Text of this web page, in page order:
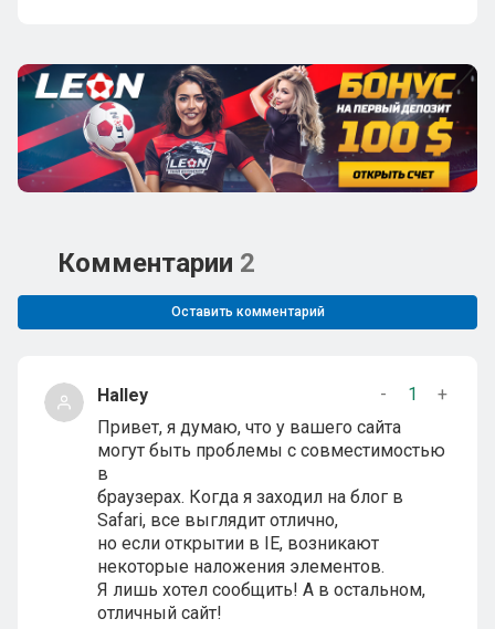
Комментарии 2
Оставить комментарий
Halley - 1
+
Привет, я думаю, что у вашего сайта
могут быть проблемы с совместимостью
в
браузерах. Когда я заходил на блог в
Safari, все выглядит отлично,
но если открытии в IE, возникают
некоторые наложения элементов.
Я лишь хотел сообщить! А в остальном,
отличный сайт!